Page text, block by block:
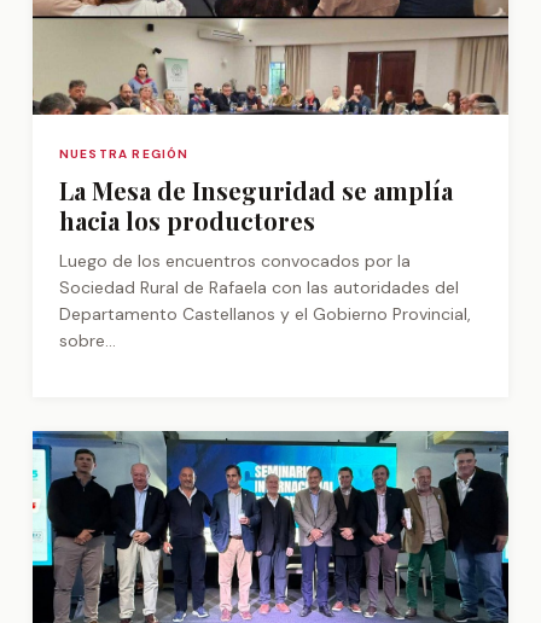
NUESTRA REGIÓN
La Mesa de Inseguridad se amplía
hacia los productores
Luego de los encuentros convocados por la
Sociedad Rural de Rafaela con las autoridades del
Departamento Castellanos y el Gobierno Provincial,
sobre...